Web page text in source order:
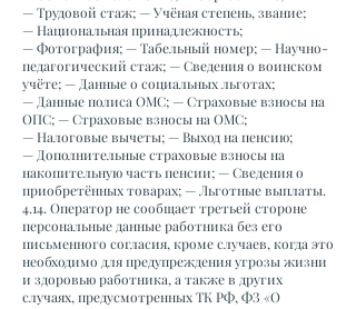
— Трудовой стаж; — Учёная степень, звание;
— Национальная принадлежность;
— Фотография; — Табельный номер; — Научно-
педагогический стаж; — Сведения о воинском
учёте; — Данные о социальных льготах;
— Данные полиса ОМС; — Страховые взносы на
ОПС; — Страховые взносы на ОМС;
— Налоговые вычеты; — Выход на пенсию;
— Дополнительные страховые взносы на
накопительную часть пенсии; — Сведения о
приобретённых товарах; — Льготные выплаты.
4.14. Оператор не сообщает третьей стороне
персональные данные работника без его
письменного согласия, кроме случаев, когда это
необходимо для предупреждения угрозы жизни
и здоровью работника, а также в других
случаях, предусмотренных ТК РФ, ФЗ «О